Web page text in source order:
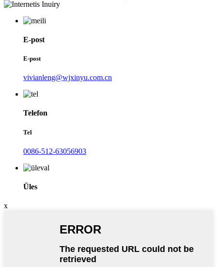
E-post
E-post
vivianleng@wjxinyu.com.cn
Telefon
Tel
0086-512-63056903
Üles
x